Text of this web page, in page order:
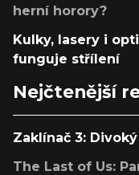
herní horory?
Kulky, lasery i
funguje střílení
Nejčtenější
Zaklínač 3:
The Last of Us: